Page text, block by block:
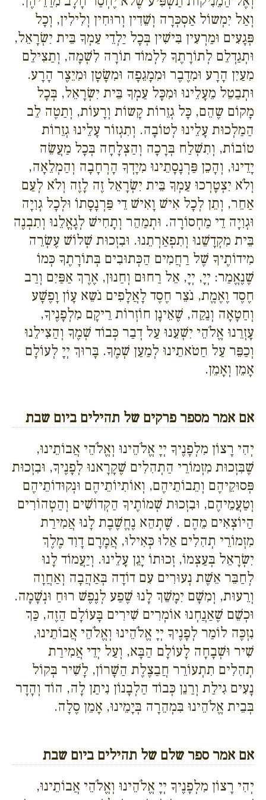
וְאַל יִמְשוֹל אַסְכְּרָה וְשֵׁדִין וְרוּחִין וְלִילִין, וְכָל
פְּגָעִים וּמַרְעִין בִּישִׁין בְּכָל יַלְדֵי עַמְךָ בֵּית יִשְׂרָאֵל,
וּתְגַדְלֵם לְתוֹרָתֶךָ לִלְמוֹד תוֹרָה לִשְׁמָה, וְתַצִילֵם
מִעַיִן הָרָע וּמִדֶבֶר וּמִמָגֵפָה וּמִשָׂטָן וּמִיֵצֶר הָרָע.
וּתְבַטֵל מֵעָלֵינוּ וּמִכָּל עַמְךָ בֵּית יִשְׂרָאֵל, בְּכָל
מָקוֹם שֶהֵם, כָּל גְזֵרוֹת קָשוֹת וְרָעוֹת, וְתַטֶה לֵב
הַמַלְכוּת עָלֵינוּ לְטוֹבָה. וְתִגְזוֹר עָלֵינוּ גְזֵרוֹת
טוֹבוֹת, וְתִשְׁלַח בְּרָכָה וְהַצְלָחָה בְּכָל מַעֲשֵׂה
יָדֵינוּ, וְהָכֵן פַּרְנָסָתֵינוּ מִיָדְךָ הָרְחָבָה וְהַמְלֵאָה,
וְלֹא יִצְטָרְכוּ עַמְךָ בֵּית יִשְׂרָאֵל זֶה לָזֶה וְלֹא לְעַם
אַחֵר, וְתֵן לְכָל אִישׁ וָאִישׁ דֵי פַּרְנָסָתוֹ וּלְכָל גְוִיָה
וּגְוִיָה דֵי מַחְסוֹרָה. וּתְמַהֵר וְתָחִישׁ לְגָאֳלֵנוּ וְתִבְנֶה
בֵּית מִקְדָשֵׁנוּ וְתִפְאַרְתֵנוּ. וּבִזְכוּת שְׁלוֹשׁ עֶשְׂרֵה
מִידוֹתֶיךָ שֶׁל רַחֲמִים הַכְּתוּבִים בְּתוֹרָתֶךָ כְּמוֹ
שֶׁנֶאֱמַר: יְיָ, יְיָ, אֵל רַחוּם וְחַנוּן, אֶרֶךְ אַפַּיִם וְרַב
חֶסֶד וֶאֶמֱת, נֹצֵר חֶסֶד לָאֲלָפִים נֹשֵא עָוֹן וָפֶשָׁע
וְחַטָאָה וְנַקֵה, שֶׁאֵינָן חוֹזְרוֹת רֵיקָם מִלְפָנֶיךָ,
עָזְרֵנוּ אֱלֹהֵי יִשְׁעֵנוּ עַל דְבַר כְּבוֹד שְׁמֶךָ וְהַצִילֵנוּ
וְכַפֵּר עַל חַטֹאתֵינוּ לְמַעַן שְׁמֶךָ. בָּרוּךְ יְיָ לְעוֹלָם
אָמֵן וְאָמֵן.
אם אמר מספר פרקים של תהילים ביום שבת
יְהִי רָצוֹן מִלְפָנֶיךָ יְיָ אֱלֹהֵינוּ וְאֱלֹהֵי אֲבוֹתֵינוּ,
שֶׁבִּזְכוּת מִזְמוֹרֵי הַתְהִלִים שֶׁקָרָאנוּ לְפָנֶיךָ, וּבִזְכוּת
פְּסוּקֵיהֶם וְתֵבוֹתֵיהֶם, וְאוֹתִיוֹתֵיהֶם וּנְקוּדוֹתֵיהֶם
וְטַעֲמֵיהֶם, וּבִזְכוּת שְׁמוֹתֶיךָ הַקְדוֹשִׁים וְהַטְהוֹרִים
הַיוֹצְאִים מֵהֶם . שֶׁתְהֵא נֶחֱשֶׁבֶת לָנוּ אֲמִירַת
מִזְמוֹרֵי תְהִלִים אֵלוּ כְּאִילוּ, אֲמָרָם דָוִד מֶלֶךְ
יִשְׂרָאֵל בְּעַצְמוֹ, זְכוּתוֹ יָגֵן עָלֵינוּ. וְיַעֲמוֹד לָנוּ
לְחַבֵּר אֵשֶׁת נְעוּרִים עִם דוֹדָה בְּאַהֲבָה וְאַחֲוָה
וְרֵעוּת, וְמִשָׁם יִמָשֵׁךְ לָנוּ שֶׁפַע לְנֶפֶשׁ רוּחַ וּנְשָׁמָה.
וּכְשֵׁם שֶׁאַנֲחְנוּ אוֹמְרִים שִׁירִים בָּעוֹלָם הַזֶה, כַּךְ
נִזְכֶּה לוֹמַר לְפָנֶיךָ יְיָ אֱלֹהֵינוּ וְאֱלֹהֵי אֲבוֹתֵינוּ,
שִׁיר וּשְׁבָחָה לָעוֹלָם הַבָּא, וְעַל יְדֵי אֲמִירַת
תְהִלִים תִתְעוֹרֵר חֲבַצֶלֶת הַשָׁרוֹן, לָשִׁיר בְּקוֹל
נָעִים גִילַת וְרַנֵן כְּבוֹד הַלְבָנוֹן נִיתַן לָה, הוֹד וְהָדָר
בְּבֵית אֱלֹהֵינוּ בִּמְהֵרָה בְּיָמֵינוּ, אָמֵן סֶלָה.
אם אמר ספר שלם של תהילים ביום שבת
יְהִי רָצוֹן מִלְפָנֶיךָ יְיָ אֱלֹהֵינוּ וְאֱלֹהֵי אֲבוֹתֵינוּ,